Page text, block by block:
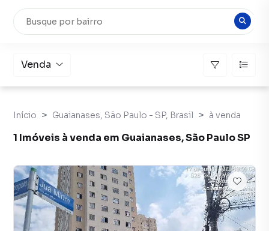
Venda
Início Guaianases, São Paulo - SP, Brasil à venda
1 Imóveis à venda em Guaianases, São Paulo SP